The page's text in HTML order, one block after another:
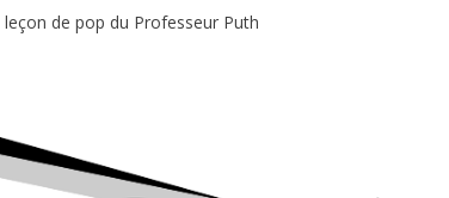
leçon de pop du Professeur Puth
Festival : entre bière, métal et tatouages